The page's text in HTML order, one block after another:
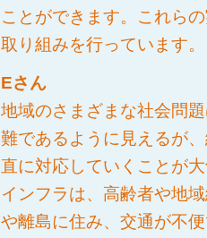
ことができます。これら
取り組みを行っています。
Eさん
地域のさまざまな社会問
難であるように見えるが
直に対応していくことが
インフラは、高齢者や地
や離島に住み、交通が不